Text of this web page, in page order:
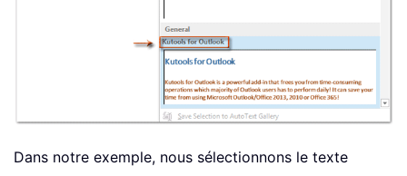
Dans notre exemple, nous sélectionnons le texte